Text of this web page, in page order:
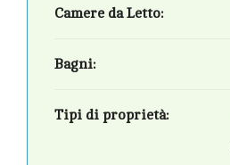
Camere da Letto:
Bagni:
Tipi di proprietà: